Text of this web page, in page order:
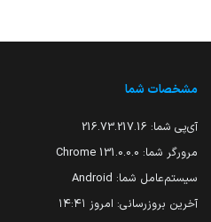
مشخصات شما
آی‌پی شما: 216.73.217.16
مرورگر شما: 131.0.0.0 Chrome
سیستم‌عامل شما: Android
آخرین بروزرسانی: امروز ۱۴:۴۱